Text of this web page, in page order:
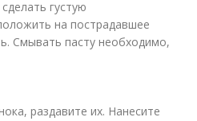
густую
на пострадавшее
Смывать пасту необходимо,
раздавите их. Нанесите